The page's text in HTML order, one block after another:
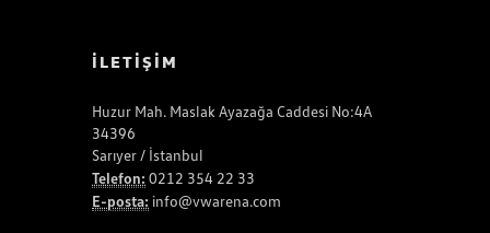
İLETİŞİM
Huzur Mah. Maslak Ayazağa Caddesi No:4A
34396
Sarıyer / İstanbul
Telefon: 0212 354 22 33
E-posta: info@vwarena.com